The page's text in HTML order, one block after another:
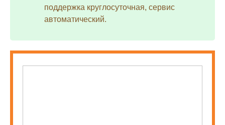
поддержка круглосуточная, сервис
автоматический.